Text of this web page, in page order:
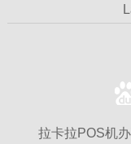
拉卡拉POS机